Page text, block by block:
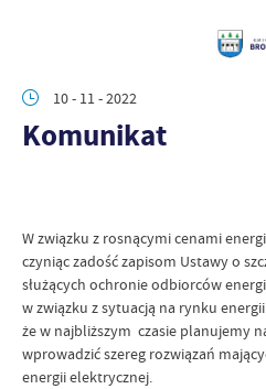
10 - 11 - 2022
Komunikat
W związku z rosnącymi cenami
czyniąc zadość zapisom Ustawy o
służących ochronie odbiorców
w związku z sytuacją na rynku
że w najbliższym czasie planujemy
wprowadzić szereg rozwiązań
energii elektrycznej.